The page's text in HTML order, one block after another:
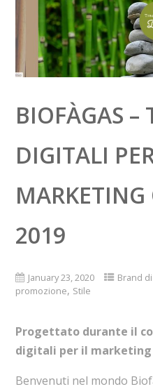
BIOFÀGAS –
DIGITALI
2019
January 23, 2020
Brand
promozione, Stile
Progettato durante il
digitali per il marketing
Benvenuti nel mondo